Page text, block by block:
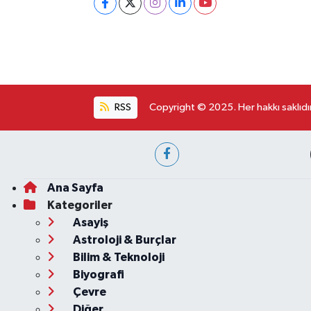
RSS Copyright © 2025. Her hakkı
Ana Sayfa
Kategoriler
Asayiş
Astroloji & Burçlar
Bilim & Teknoloji
Biyografi
Çevre